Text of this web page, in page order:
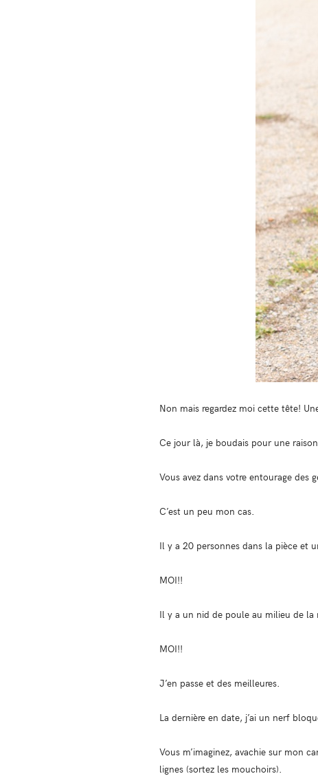
Non mais regardez moi cette tête!
Ce jour là, je boudais pour une
Vous avez dans votre entourage
C’est un peu mon cas.
Il y a 20 personnes dans la pièce et
MOI!!
Il y a un nid de poule au milieu de la
MOI!!
J’en passe et des meilleures.
La dernière en date, j’ai un nerf
Vous m’imaginez, avachie sur mon
lignes (sortez les mouchoirs).